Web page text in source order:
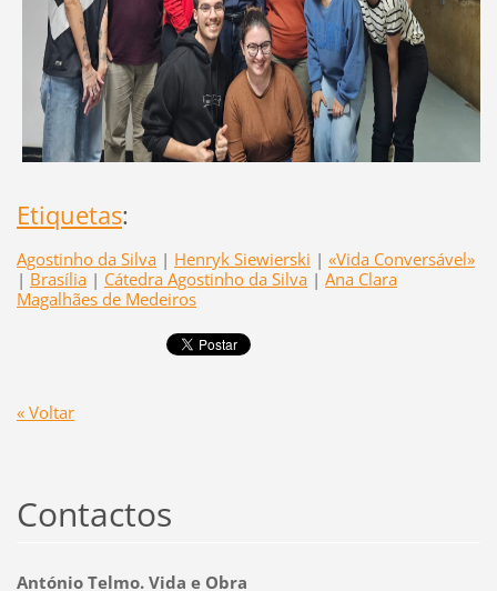
Etiquetas:
Agostinho da Silva | Henryk Siewierski | «Vida Conversável»
| Brasília | Cátedra Agostinho da Silva | Ana Clara
Magalhães de Medeiros
« Voltar
Contactos
António Telmo. Vida e Obra